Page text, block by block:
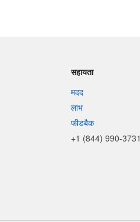
सहायता
मदद
लाभ
फीडबैक
+1 (844) 990-3731